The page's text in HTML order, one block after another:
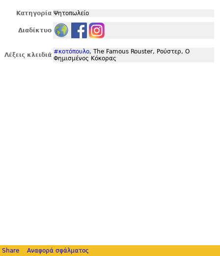
Κατηγορία Ψητοπωλείο
Διαδίκτυο
Λέξεις κλειδιά #κοτόπουλο, The Famous Rouster, Ρούστερ, Ο
Φημισμένος Κόκορας
Share Αναφορά σφάλματος